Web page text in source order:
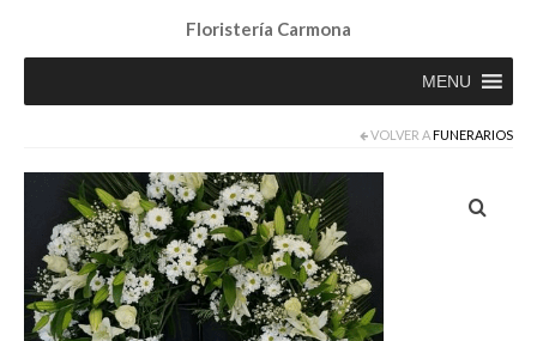
Floristería Carmona
MENU
VOLVER AFUNERARIOS